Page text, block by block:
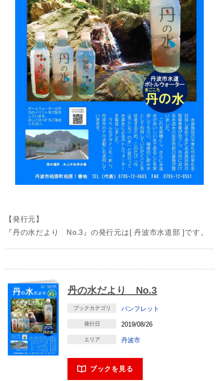
【発行元】
『丹の水だより No.3』の発行元は[ 丹波市水道部 ]です。
丹の水だより No.3
ブックカテゴリ パンフレット
発行日 2019/08/26
エリア 丹波市
ブックを見る